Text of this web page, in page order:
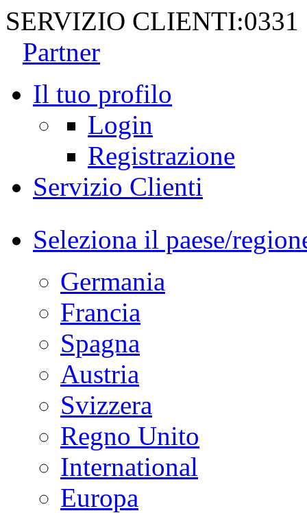
SERVIZIO CLIENTI:0331
Partner
Il tuo profilo
Login
Registrazione
Servizio Clienti
Seleziona il paese/
Germania
Francia
Spagna
Austria
Svizzera
Regno Unito
International
Europa